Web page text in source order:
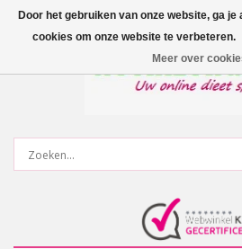
0artikelen
Door het gebruiken van onze website, ga
cookies om onze website te verbeteren.
Meer over